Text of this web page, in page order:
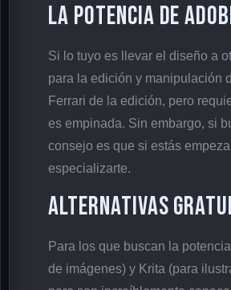
La Potencia de
Si lo tuyo es llevar el diseño a
para la edición y manipulación
Ferrari de la edición, pero
es empinada. Sin embargo, si
consejo es que si estás
especializarte.
Alternativas
Para los que buscan la
de imágenes) y Krita (para